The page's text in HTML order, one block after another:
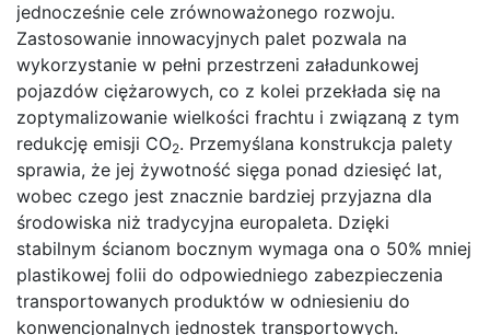
jednocześnie cele zrównoważonego rozwoju.
Zastosowanie innowacyjnych palet pozwala na
wykorzystanie w pełni przestrzeni załadunkowej
pojazdów ciężarowych, co z kolei przekłada się na
zoptymalizowanie wielkości frachtu i związaną z tym
redukcję emisji CO2. Przemyślana konstrukcja palety
sprawia, że jej żywotność sięga ponad dziesięć lat,
wobec czego jest znacznie bardziej przyjazna dla
środowiska niż tradycyjna europaleta. Dzięki
stabilnym ścianom bocznym wymaga ona o 50% mniej
plastikowej folii do odpowiedniego zabezpieczenia
transportowanych produktów w odniesieniu do
konwencjonalnych jednostek transportowych.